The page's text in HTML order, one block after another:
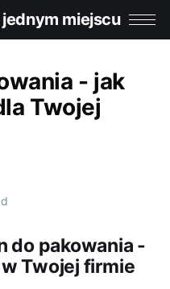
miejscu
- jak
Twojej
do pakowania -
Twojej firmie